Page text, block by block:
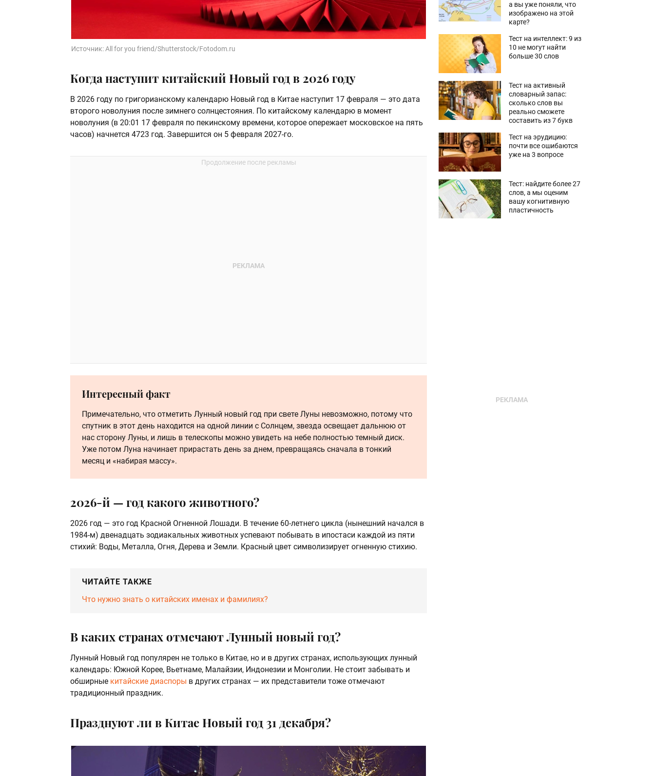
Источник:All for you friend/Shutterstock/Fotodom.ru
Когда наступит китайский Новый год в 2026 году
В 2026 году по григорианскому календарю Новый год в Китае наступит 17 февраля — это дата
второго новолуния после зимнего солнцестояния. По китайскому календарю в момент
новолуния (в 20:01 17 февраля по пекинскому времени, которое опережает московское на пять
часов) начнется 4723 год. Завершится он 5 февраля 2027-го.
Интересный факт
Примечательно, что отметить Лунный новый год при свете Луны невозможно, потому что
спутник в этот день находится на одной линии с Солнцем, звезда освещает дальнюю от
нас сторону Луны, и лишь в телескопы можно увидеть на небе полностью темный диск.
Уже потом Луна начинает прирастать день за днем, превращаясь сначала в тонкий
месяц и «набирая массу».
2026-й — год какого животного?
2026 год — это год Красной Огненной Лошади. В течение 60-летнего цикла (нынешний начался в
1984-м) двенадцать зодиакальных животных успевают побывать в ипостаси каждой из пяти
стихий: Воды, Металла, Огня, Дерева и Земли. Красный цвет символизирует огненную стихию.
ЧИТАЙТЕ ТАКЖЕ
Что нужно знать о китайских именах и фамилиях?
В каких странах отмечают Лунный новый год?
Лунный Новый год популярен не только в Китае, но и в других странах, использующих лунный
календарь: Южной Корее, Вьетнаме, Малайзии, Индонезии и Монголии. Не стоит забывать и
обширные китайские диаспоры в других странах — их представители тоже отмечают
традиционный праздник.
Празднуют ли в Китае Новый год 31 декабря?
а вы уже поняли, что
изображено на этой
карте?
Тест на интеллект: 9 из
10 не могут найти
больше 30 слов
Тест на активный
словарный запас:
сколько слов вы
реально сможете
составить из 7 букв
Тест на эрудицию:
почти все ошибаются
уже на 3 вопросе
Тест: найдите более 27
слов, а мы оценим
вашу когнитивную
пластичность